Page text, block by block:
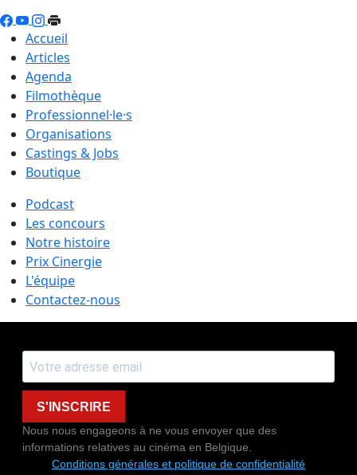
Accueil
Articles
Agenda
Filmothèque
Professionnel·le·s
Organisations
Castings & Jobs
Boutique
Podcast
Les concours
Notre histoire
Prix Cinergie
L'équipe
Contactez-nous
S'INSCRIRE
Nous nous engageons à ne vous envoyer que des
informations relatives au cinéma en Belgique.
Conditions générales et politique de confidentialité